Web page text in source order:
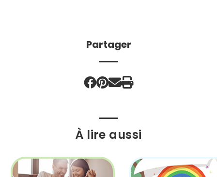
Partager
À lire aussi